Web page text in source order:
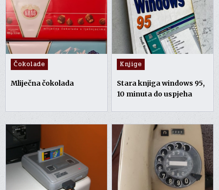
Posted
in
Čokolade
Mliječna čokolada
Posted
in
Knjige
Stara knjiga windows 95,
10 minuta do uspjeha